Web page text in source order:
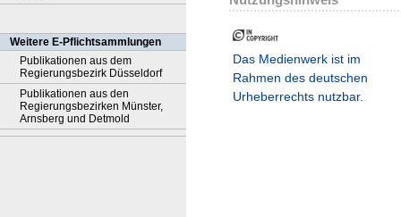
Weitere E-Pflichtsammlungen
Publikationen aus dem
Regierungsbezirk Düsseldorf
Publikationen aus den
Regierungsbezirken Münster,
Arnsberg und Detmold
Das Medienwerk ist im
Rahmen des deutschen
Urheberrechts nutzbar.